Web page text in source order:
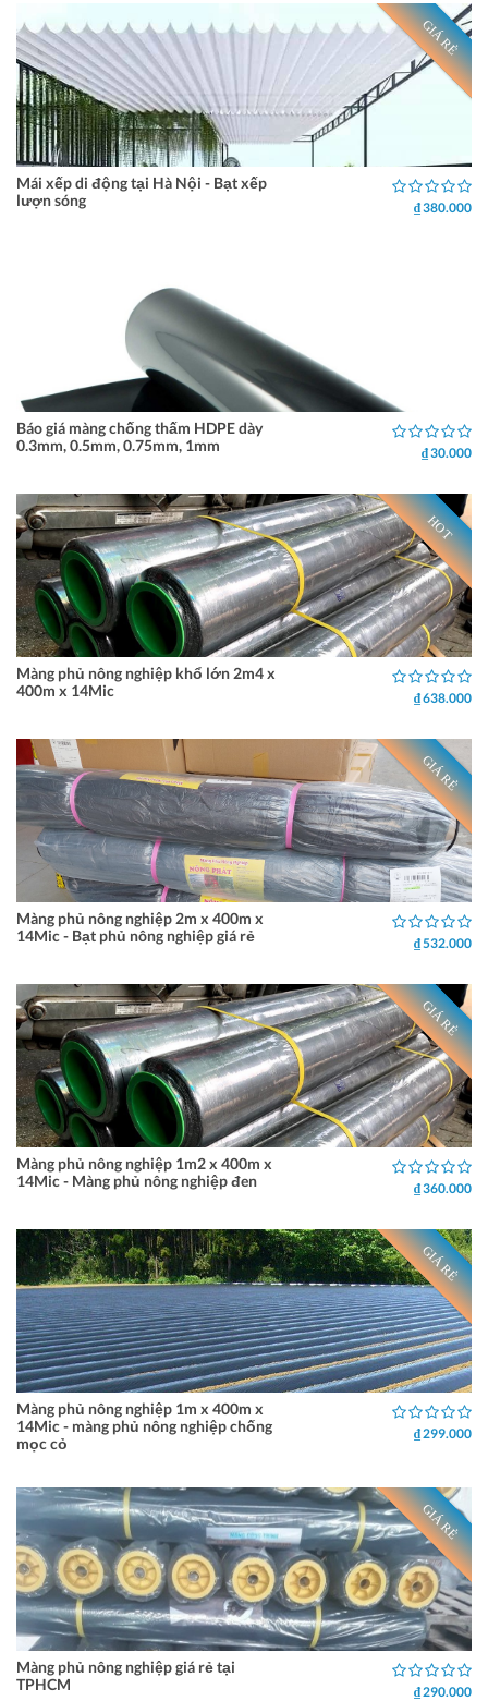
GIÁ RẺ
Mái xếp di động tại Hà Nội - Bạt xếp
lượn sóng
₫ 380.000
Báo giá màng chống thấm HDPE dày
0.3mm, 0.5mm, 0.75mm, 1mm
₫ 30.000
HOT
Màng phủ nông nghiệp khổ lớn 2m4 x
400m x 14Mic
₫ 638.000
GIÁ RẺ
Màng phủ nông nghiệp 2m x 400m x
14Mic - Bạt phủ nông nghiệp giá rẻ
₫ 532.000
GIÁ RẺ
Màng phủ nông nghiệp 1m2 x 400m x
14Mic - Màng phủ nông nghiệp đen
₫ 360.000
GIÁ RẺ
Màng phủ nông nghiệp 1m x 400m x
14Mic - màng phủ nông nghiệp chống
mọc cỏ
₫ 299.000
GIÁ RẺ
Màng phủ nông nghiệp giá rẻ tại
TPHCM
₫ 290.000